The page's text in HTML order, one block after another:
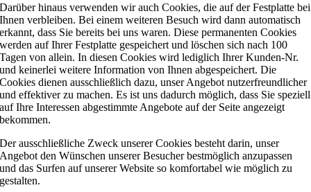
Darüber hinaus verwenden wir auch Cookies, die auf der Festplatte bei
Ihnen verbleiben. Bei einem weiteren Besuch wird dann automatisch
erkannt, dass Sie bereits bei uns waren. Diese permanenten Cookies
werden auf Ihrer Festplatte gespeichert und löschen sich nach 100
Tagen von allein. In diesen Cookies wird lediglich Ihrer Kunden-Nr.
und keinerlei weitere Information von Ihnen abgespeichert. Die
Cookies dienen ausschließlich dazu, unser Angebot nutzerfreundlicher
und effektiver zu machen. Es ist uns dadurch möglich, dass Sie speziell
auf Ihre Interessen abgestimmte Angebote auf der Seite angezeigt
bekommen.
Der ausschließliche Zweck unserer Cookies besteht darin, unser
Angebot den Wünschen unserer Besucher bestmöglich anzupassen
und das Surfen auf unserer Website so komfortabel wie möglich zu
gestalten.